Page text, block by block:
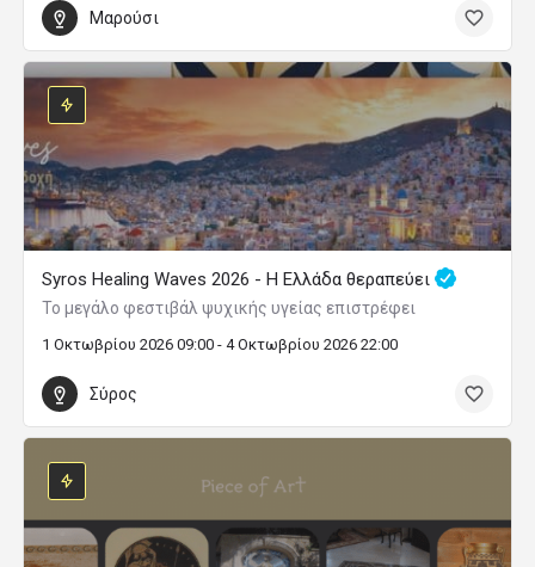
Μαρούσι
Syros Healing Waves 2026 - Η Ελλάδα θεραπεύει
Το μεγάλο φεστιβάλ ψυχικής υγείας επιστρέφει
1 Οκτωβρίου 2026 09:00 - 4 Οκτωβρίου 2026 22:00
Σύρος